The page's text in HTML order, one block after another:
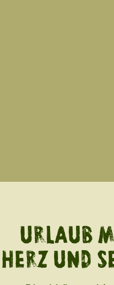
URLAUB
HERZ UND